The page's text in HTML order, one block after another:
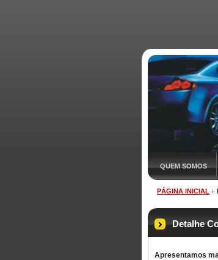
QUEM SOMOS
O QUE É O
PÁGINA INICIAL
Detalhe
Apresentamos